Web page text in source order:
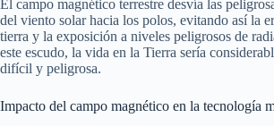
El campo magnético terrestre desvía las
del viento solar hacia los polos, evitando así la
tierra y la exposición a niveles peligrosos de
este escudo, la vida en la Tierra sería
difícil y peligrosa.
Impacto del campo magnético en la tecnología